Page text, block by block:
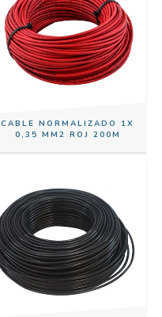
CABLE NORMALIZADO 1X
0,35 MM2 ROJ 200M